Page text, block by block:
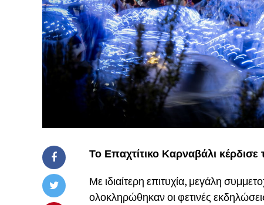
Το Επαχτίτικο Καρναβάλι κέρδισε
Με ιδιαίτερη επιτυχία, μεγάλη
ολοκληρώθηκαν οι φετινές